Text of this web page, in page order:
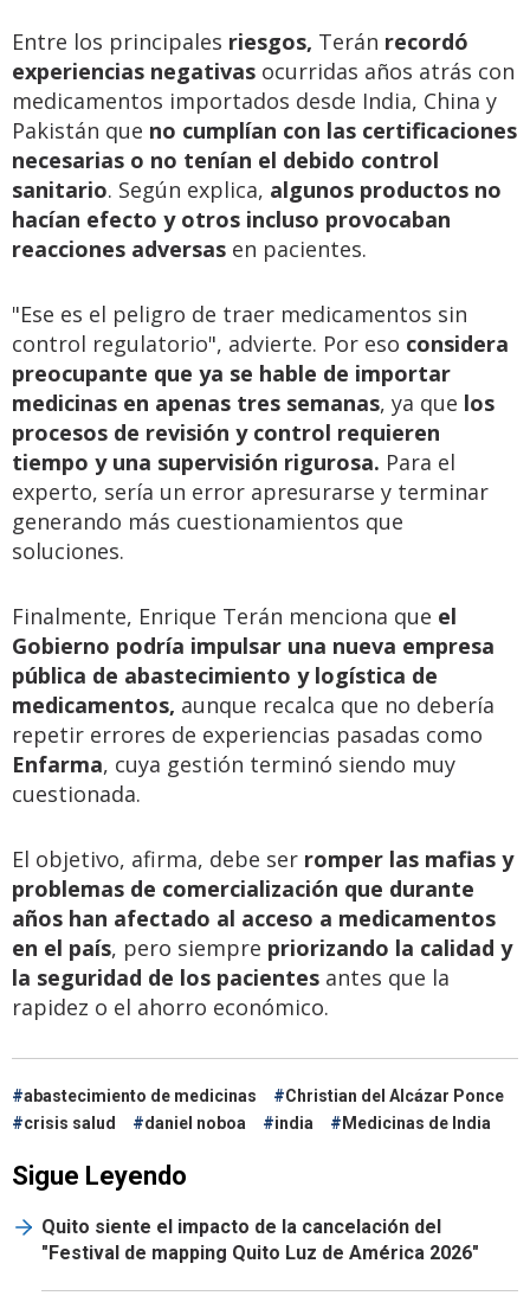
Entre los principales riesgos, Terán recordó
experiencias negativas ocurridas años atrás con
medicamentos importados desde India, China y
Pakistán que no cumplían con las certificaciones
necesarias o no tenían el debido control
sanitario. Según explica, algunos productos no
hacían efecto y otros incluso provocaban
reacciones adversas en pacientes.
"Ese es el peligro de traer medicamentos sin
control regulatorio", advierte. Por eso considera
preocupante que ya se hable de importar
medicinas en apenas tres semanas, ya que los
procesos de revisión y control requieren
tiempo y una supervisión rigurosa. Para el
experto, sería un error apresurarse y terminar
generando más cuestionamientos que
soluciones.
Finalmente, Enrique Terán menciona que el
Gobierno podría impulsar una nueva empresa
pública de abastecimiento y logística de
medicamentos, aunque recalca que no debería
repetir errores de experiencias pasadas como
Enfarma, cuya gestión terminó siendo muy
cuestionada.
El objetivo, afirma, debe ser romper las mafias y
problemas de comercialización que durante
años han afectado al acceso a medicamentos
en el país, pero siempre priorizando la calidad y
la seguridad de los pacientes antes que la
rapidez o el ahorro económico.
abastecimiento de medicinas
Christian del Alcázar Ponce
crisis salud
daniel noboa india Medicinas de India
Sigue Leyendo
Quito siente el impacto de la cancelación del
"Festival de mapping Quito Luz de América 2026"